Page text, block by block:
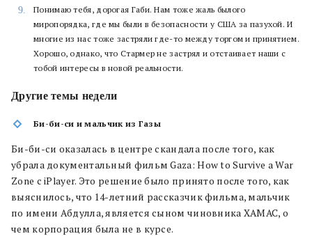
Понимаю тебя, дорогая Габи. Нам тоже жаль былого
миропорядка, где мы были в безопасности у США за пазухой. И
многие из нас тоже застряли где-то между торгом и принятием.
Хорошо, однако, что Стармер не застрял и отстаивает наши с
тобой интересы в новой реальности.
Другие темы недели
Би-би-си и мальчик из Газы
Би-би-си оказалась в центре скандала после того, как
убрала документальный фильм Gaza: How to Survive a War
Zone с iPlayer. Это решение было принято после того, как
выяснилось, что 14-летний рассказчик фильма, мальчик
по имени Абдулла, является сыном чиновника ХАМАС, о
чем корпорация была не в курсе.